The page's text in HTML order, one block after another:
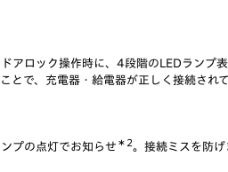
アロック操作時に、4段階のLEDランプ
とで、充電器・給電器が正しく接続され
プの点灯でお知らせ ＊2。接続ミスを防げ